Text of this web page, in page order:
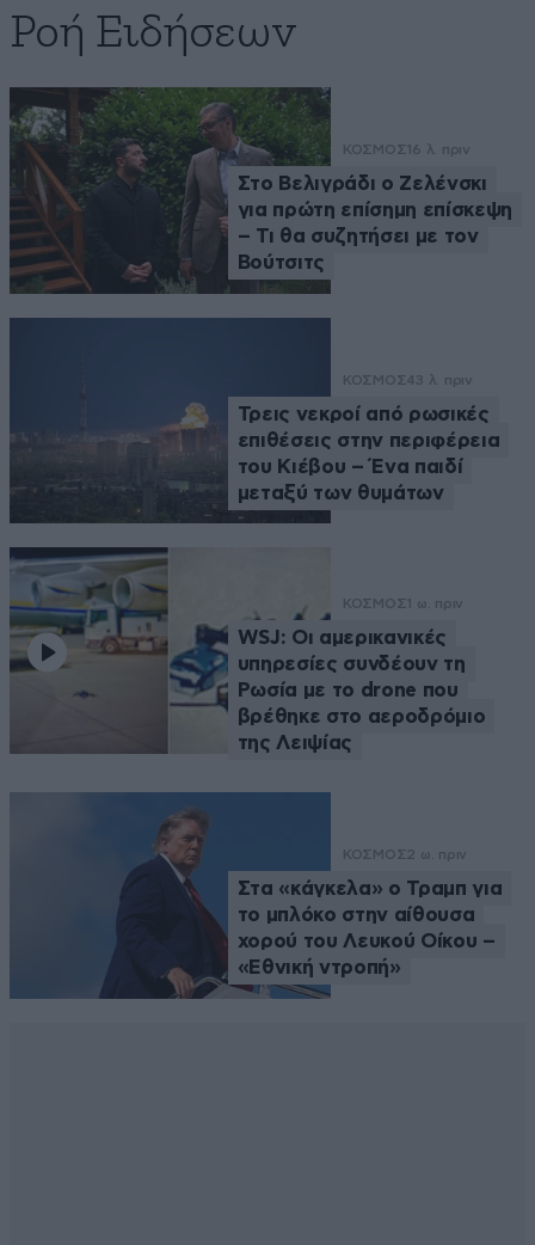
Ροή Ειδήσεων
ΚΟΣΜΟΣ 16 λ. πριν
Στο Βελιγράδι ο Ζελένσκι
για πρώτη επίσημη επίσκεψη
– Τι θα συζητήσει με τον
Βούτσιτς
ΚΟΣΜΟΣ43 λ. πριν
Τρεις νεκροί από ρωσικές
επιθέσεις στην περιφέρεια
του Κιέβου – Ένα παιδί
μεταξύ των θυμάτων
ΚΟΣΜΟΣ 1 ω. πριν
WSJ: Οι αμερικανικές
υπηρεσίες συνδέουν τη
Ρωσία με το drone που
βρέθηκε στο αεροδρόμιο
της Λειψίας
ΚΟΣΜΟΣ2 ω. πριν
Στα «κάγκελα» ο Τραμπ για
το μπλόκο στην αίθουσα
χορού του Λευκού Οίκου –
«Εθνική ντροπή»